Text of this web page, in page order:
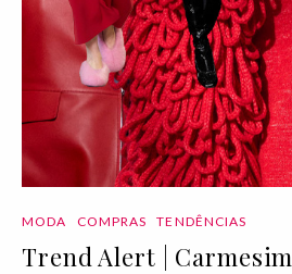
MODA COMPRAS TENDÊNCIAS
Trend Alert | Carmesim